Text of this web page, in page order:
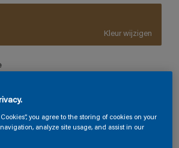
Kleur wijzigen
Verfcalculatoryou agree to the storing of cookies on your
analyze site usage, and assist in our